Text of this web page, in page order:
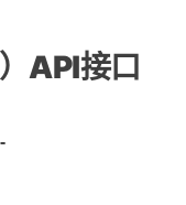
API接口